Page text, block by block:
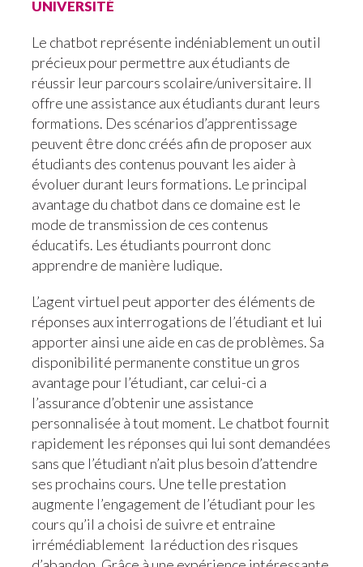
Le chatbot représente indéniablement un outil
précieux pour permettre aux étudiants de
réussir leur parcours scolaire/universitaire. Il
offre une assistance aux étudiants durant leurs
formations. Des scénarios d’apprentissage
peuvent être donc créés afin de proposer aux
étudiants des contenus pouvant les aider à
évoluer durant leurs formations. Le principal
avantage du chatbot dans ce domaine est le
mode de transmission de ces contenus
éducatifs. Les étudiants pourront donc
apprendre de manière ludique.
L’agent virtuel peut apporter des éléments de
réponses aux interrogations de l’étudiant et lui
apporter ainsi une aide en cas de problèmes. Sa
disponibilité permanente constitue un gros
avantage pour l’étudiant, car celui-ci a
l’assurance d’obtenir une assistance
personnalisée à tout moment. Le chatbot fournit
rapidement les réponses qui lui sont demandées
sans que l’étudiant n’ait plus besoin d’attendre
ses prochains cours. Une telle prestation
augmente l’engagement de l’étudiant pour les
cours qu’il a choisi de suivre et entraine
irrémédiablement la réduction des risques